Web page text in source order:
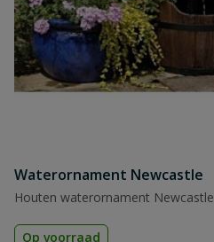
Waterornament Newcastle
Houten waterornament Newcastle
Op voorraad